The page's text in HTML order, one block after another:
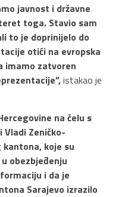
javnost i državne
toga. Stavio sam
to je doprinijelo do
otići na evropska
imamo zatvoren
istakao je
na čelu s
Vladi Zeničko-
koje su
obezbjeđenju
i da je
Sarajevo izrazilo